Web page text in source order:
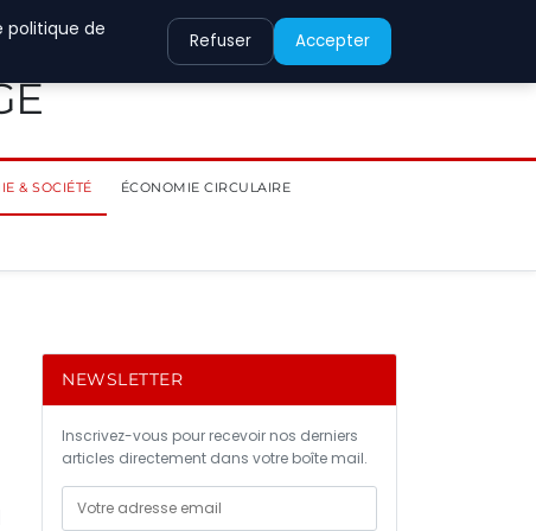
& SOCIÉTÉ ÉCONOMIE CIRCULAIRE
NEWSLETTER
Inscrivez-vous pour recevoir nos derniers
articles directement dans votre boîte mail.
politique de
Refuser Accepter